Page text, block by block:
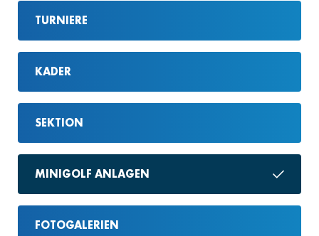
TURNIERE
KADER
SEKTION
MINIGOLF ANLAGEN
FOTOGALERIEN